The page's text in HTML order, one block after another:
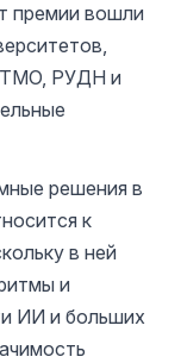
премии вошли
РУДН и
решения в
к
в ней
и
ИИ и больших